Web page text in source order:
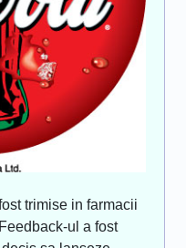
trimise in farmacii
ul a fost